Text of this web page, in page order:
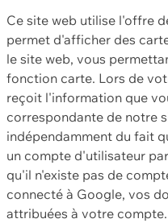
Ce site web utilise l'offre
permet d'afficher des
le site web, vous
fonction carte. Lors de
reçoit l'information que
correspondante de notre
indépendamment du fait
un compte d'utilisateur
qu'il n'existe pas de
connecté à Google, vos
attribuées à votre